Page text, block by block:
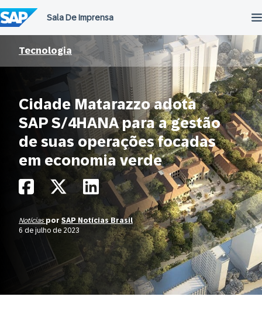
para
o
conteúdo
Tecnologia
Cidade Matarazzo adota
SAP S/4HANA para a gestão
de suas operações focadas
em economia verde
Notícias por SAP Notícias Brasil
6 de julho de 2023